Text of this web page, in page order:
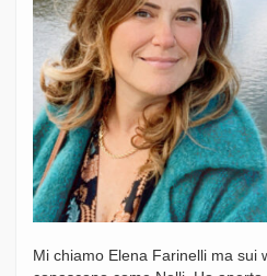
Mi chiamo Elena Farinelli ma sui